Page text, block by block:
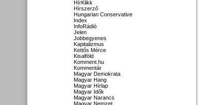
HírKlikk
Hírszerző
Hungarian Conservative
Index
InfoRádió
Jelen
Jobbegyenes
Kapitalizmus
Kettős Mérce
Kisalföld
Komment.hu
Kommentár
Magyar Demokrata
Magyar Hang
Magyar Hírlap
Magyar Idők
Magyar Narancs
Magyar Nemzet